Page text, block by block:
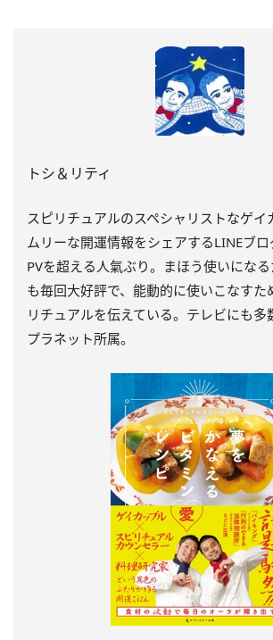
トシ＆リティ
スピリチュアルのスペシャリストなゲイ
ムリーな開運情報をシェアするLINEブ
PVを超える人氣ぶり。まほう使いにな
も毎回大好評で、能動的に使いこなすた
リチュアルを伝えている。テレビにも多
プラネット所属。